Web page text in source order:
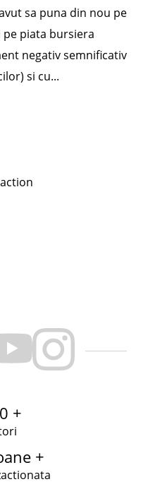
sa puna din nou pe
piata bursiera
negativ semnificativ
si cu...
+
+